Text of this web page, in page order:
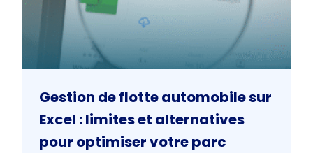
Gestion de flotte automobile sur
Excel : limites et alternatives
pour optimiser votre parc